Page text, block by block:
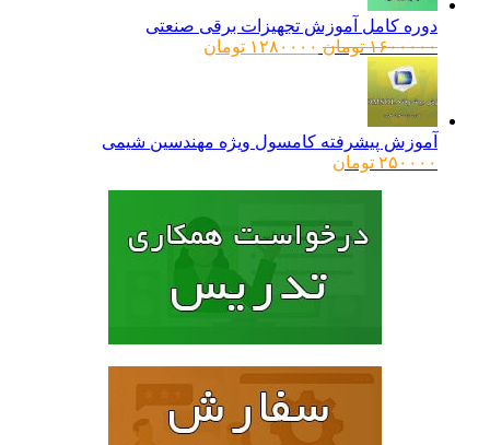
دوره کامل آموزش تجهیزات برقی صنعتی
۱۶۰۰۰۰۰ تومانقیمت
۱۲۸۰۰۰۰ تومانقیمت
آموزش پیشرفته کامسول ویژه مهندسین شیمی
۲۵۰۰۰۰ تومان